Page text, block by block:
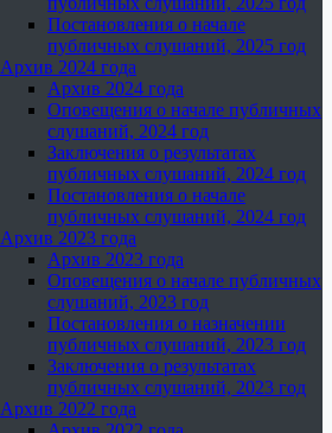
Постановления о начале
публичных слушаний, 2025 год
Архив 2024 года
Архив 2024 года
Оповещения о начале публичных
слушаний, 2024 год
Заключения о результатах
публичных слушаний, 2024 год
Постановления о начале
публичных слушаний, 2024 год
Архив 2023 года
Архив 2023 года
Оповещения о начале публичных
слушаний, 2023 год
Постановления о назначении
публичных слушаний, 2023 год
Заключения о результатах
публичных слушаний, 2023 год
Архив 2022 года